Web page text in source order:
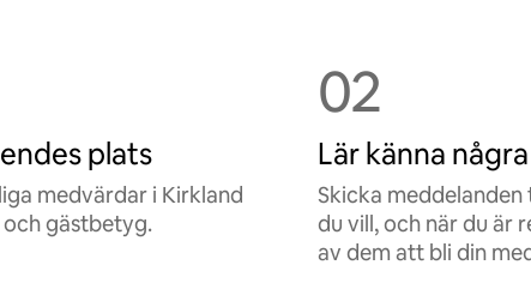
plats
medvärdar i Kirkland
gästbetyg.
02
Lär känna
Skicka
du vill, och när du är
av dem att bli din